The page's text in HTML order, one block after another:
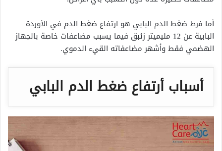
أما فرط ضغط الدم البابي هو ارتفاع ضغط الدم في الأوردة
البابية عن 12 مليميتر زئبق فيما يسبب مضاعفات خاصة بالجهاز
الهضمي فقط وأشهر مضاعفاته القيء الدموي.
أسباب أرتفاع ضغط الدم البابي